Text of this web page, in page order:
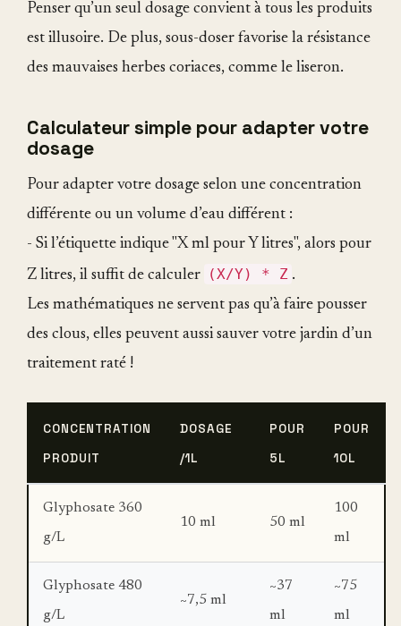
Penser qu’un seul dosage convient à tous les produits
est illusoire. De plus, sous-doser favorise la résistance
des mauvaises herbes coriaces, comme le liseron.
Calculateur simple pour adapter votre
dosage
Pour adapter votre dosage selon une concentration
différente ou un volume d’eau différent :
- Si l’étiquette indique "X ml pour Y litres", alors pour
Z litres, il suffit de calculer
(X/Y) * Z .
Les mathématiques ne servent pas qu’à faire pousser
des clous, elles peuvent aussi sauver votre jardin d’un
traitement raté !
CONCENTRATION
PRODUIT
DOSAGE
/1L
POUR
5L
POUR
10L
Glyphosate 360
g/L
10 ml 50 ml
100
ml
Glyphosate 480
g/L
~7,5 ml
~37
ml
~75
ml